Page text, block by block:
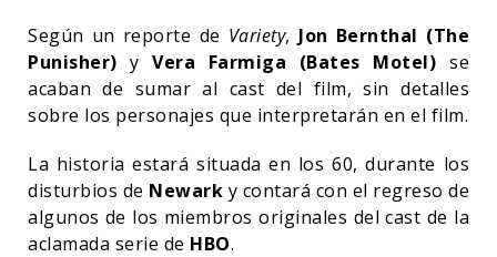
Según un reporte de Variety, Jon Bernthal (The
Punisher) y Vera Farmiga (Bates Motel) se
acaban de sumar al cast del film, sin detalles
sobre los personajes que interpretarán en el film.
La historia estará situada en los 60, durante los
disturbios de Newark y contará con el regreso de
algunos de los miembros originales del cast de la
aclamada serie de HBO.